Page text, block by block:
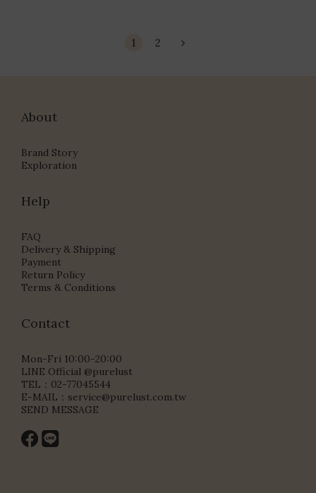
1 2
About
Brand Story
Exploration
Help
FAQ
Delivery & Shipping
Payment
Return Policy
Terms & Conditions
Contact
Mon-Fri 10:00-20:00
LINE Official @purelust
TEL：02-77045544
E-MAIL： service@purelust.com.tw
SEND MESSAGE